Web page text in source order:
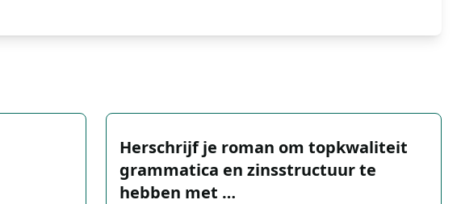
Herschrijf je roman om topkwaliteit
grammatica en zinsstructuur te
hebben met …